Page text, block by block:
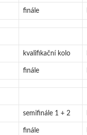
finále
kvalifikační kolo
finále
semifinále 1 + 2
finále